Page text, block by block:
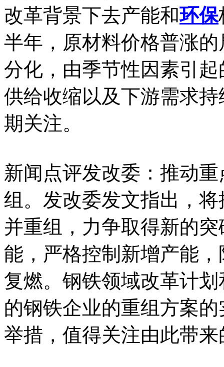
改革背景下去产能和环保
半年，原材料价格普涨
分化，由季节性因素引
供给收缩以及下游需求
期关注。
新闻点评发改委：推动
组。发改委发文指出，
并重组，力争取得新的
能，严格控制新增产能
复燃。钢铁领域改革计
的钢铁企业的重组方案
举措，值得关注由此带